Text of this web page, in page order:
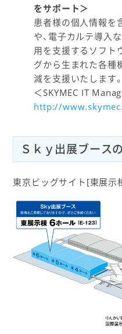
をサポート＞
患者様の個人情報を
や、電子カルテ導入
用を支援するソフト
グから生まれた各種
減を支援いたします。
＜SKYMEC IT
http://
Ｓｋｙ出展ブース
東京ビッグサイト[東展